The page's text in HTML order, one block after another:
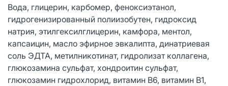
Вода, глицерин, карбомер, феноксиэтанол,
гидрогенизированный полиизобутен, гидроксид
натрия, этилгексилглицерин, камфора, ментол,
капсаицин, масло эфирное эвкалипта, динатриевая
соль ЭДТА, метилникотинат, гидролизат коллагена,
глюкозамина сульфат, хондроитин сульфат,
глюкозамин гидрохлорид, витамин В6, витамин В1,